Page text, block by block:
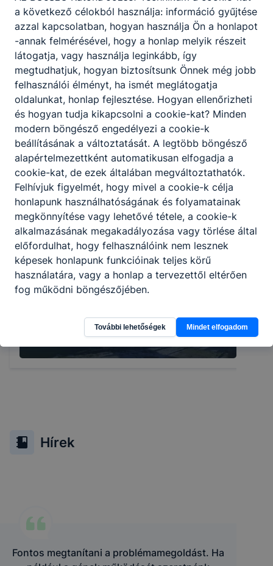
Katona József
Technikum
Tanműhely
Tornaterem
Hírek
Fontos megtanítani a problémamegoldást. Ha
a következő célokból használja: információ gyűjtése
azzal kapcsolatban, hogyan használja Ön a honlapot
-annak felmérésével, hogy a honlap melyik részeit
látogatja, vagy használja leginkább, így
megtudhatjuk, hogyan biztosítsunk Önnek még jobb
felhasználói élményt, ha ismét meglátogatja
oldalunkat, honlap fejlesztése. Hogyan ellenőrizheti
és hogyan tudja kikapcsolni a cookie-kat? Minden
modern böngésző engedélyezi a cookie-k
beállításának a változtatását. A legtöbb böngésző
alapértelmezettként automatikusan elfogadja a
cookie-kat, de ezek általában megváltoztathatók.
Felhívjuk figyelmét, hogy mivel a cookie-k célja
honlapunk használhatóságának és folyamatainak
megkönnyítése vagy lehetővé tétele, a cookie-k
alkalmazásának megakadályozása vagy törlése által
előfordulhat, hogy felhasználóink nem lesznek
képesek honlapunk funkcióinak teljes körű
használatára, vagy a honlap a tervezettől eltérően
fog működni böngészőjében.
További lehetőségek Mindet elfogadom